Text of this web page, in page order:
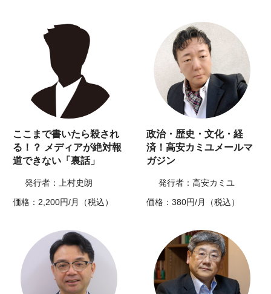
ここまで書いたら殺され
る！？ メディアが絶対報
道できない「裏話」
発行者：上村史朗
価格：2,200円/月（税込）
政治・歴史・文化・経
済！高安カミユメールマ
ガジン
発行者：高安カミユ
価格：380円/月（税込）